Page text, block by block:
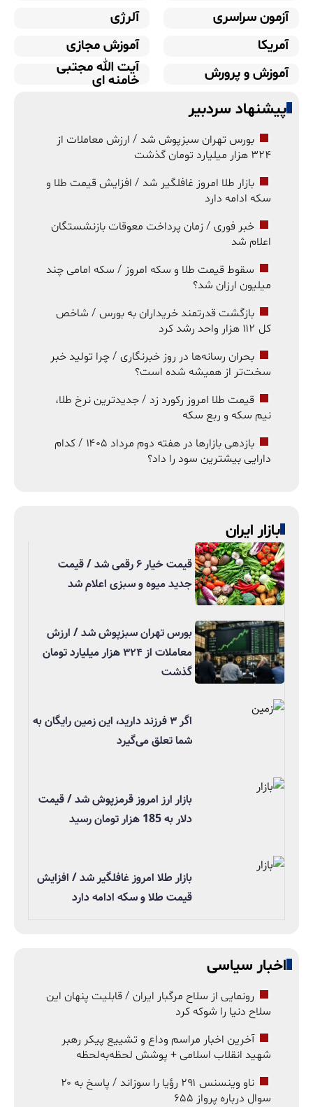
آزمون سراسری
آلرژی
آمریکا
آموزش مجازی
آموزش و پرورش
آیت الله مجتبی
خامنه ای
پیشنهاد سردبیر
بورس تهران سبزپوش شد / ارزش معاملات از
۳۲۴ هزار میلیارد تومان گذشت
بازار طلا امروز غافلگیر شد / افزایش قیمت طلا و
سکه ادامه دارد
خبر فوری / زمان پرداخت معوقات بازنشستگان
اعلام شد
سقوط قیمت طلا و سکه امروز / سکه امامی چند
میلیون ارزان شد؟
بازگشت قدرتمند خریداران به بورس / شاخص
کل ۱۱۲ هزار واحد رشد کرد
بحران رسانه‌ها در روز خبرنگاری / چرا تولید خبر
سخت‌تر از همیشه شده است؟
قیمت طلا امروز رکورد زد / جدیدترین نرخ طلا،
نیم سکه و ربع سکه
بازدهی بازارها در هفته دوم مرداد ۱۴۰۵ / کدام
دارایی بیشترین سود را داد؟
بازار ایران
قیمت خیار ۶ رقمی شد / قیمت
جدید میوه و سبزی اعلام شد
بورس تهران سبزپوش شد / ارزش
معاملات از ۳۲۴ هزار میلیارد تومان
گذشت
اگر ۳ فرزند دارید، این زمین رایگان به
شما تعلق می‌گیرد
بازار ارز امروز قرمزپوش شد / قیمت
دلار به 185 هزار تومان رسید
بازار طلا امروز غافلگیر شد / افزایش
قیمت طلا و سکه ادامه دارد
اخبار سیاسی
رونمایی از سلاح مرگبار ایران / قابلیت پنهان این
سلاح دنیا را شوکه کرد
آخرین اخبار مراسم وداع و تشییع پیکر رهبر
شهید انقلاب اسلامی + پوشش لحظه‌به‌لحظه
ناو وینسنس ۲۹۱ رؤیا را سوزاند / پاسخ به ۲۰
سوال درباره پرواز ۶۵۵